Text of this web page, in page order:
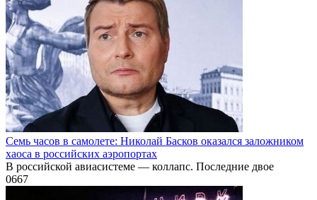
Семь часов в самолете: Николай Басков оказался заложником
хаоса в российских аэропортах
В российской авиасистеме — коллапс. Последние двое
0667